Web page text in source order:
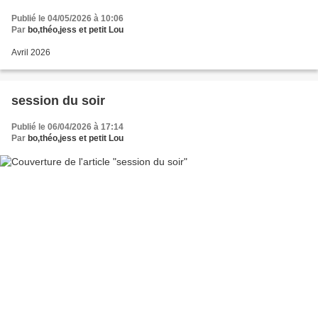
Publié le 04/05/2026 à 10:06
Par bo,théo,jess et petit Lou
Avril 2026
session du soir
Publié le 06/04/2026 à 17:14
Par bo,théo,jess et petit Lou